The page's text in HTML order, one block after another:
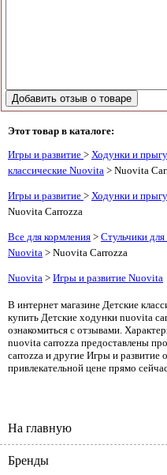
Этот товар в каталоге:
Игры и развитие > Ходунки и
классические Nuovita > Nuovita
Игры и развитие > Ходунки и
Nuovita Carrozza
Все для кормления > Стульчики
Nuovita > Nuovita Carrozza
Nuovita > Игры и развитие Nuovita
В интернет магазине Детские
купить Детские ходунки nuovita
ознакомиться с отзывами.
nuovita carrozza предоставлены
carrozza и другие Игры и развитие
привлекательной цене прямо
На главную
Бренды